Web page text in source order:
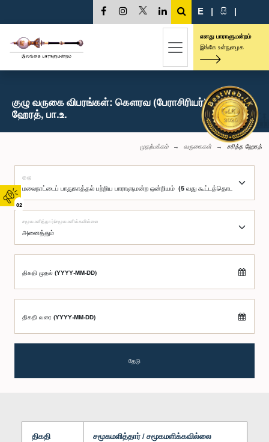
02
E | සි |
எனது பாராளுமன்றம்
இங்கே உள்நுழைக
குழு வருகை விபரங்கள்: கௌரவ (பேராசிரியர்) சரித்த
ஹேரத், பா.உ.
முதற்பக்கம் வருகைகள் சரித்த ஹேரத்
குழு
சமூகமளித்தார்/சமூகமளிக்கவில்லை
திகதி முதல் (YYYY-MM-DD)
திகதி வரை (YYYY-MM-DD)
தேடு
திகதி சமூகமளித்தார் / சமூகமளிக்கவில்லை